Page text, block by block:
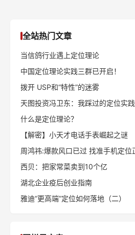
全站热门文章
当信鸽行业遇上定位理论
中国定位理论实践三群已开启！
拨开 USP和“特性”的迷雾
天图投资冯卫东：我踩过的定位实
什么是定位理论？
【解密】小天才电话手表崛起之谜
周鸿祎:爆款风口已过 找准手机定位
西贝：把家常菜卖到10个亿
湖北企业疫后创业指南
雅迪“更高端”定位如何落地（二）